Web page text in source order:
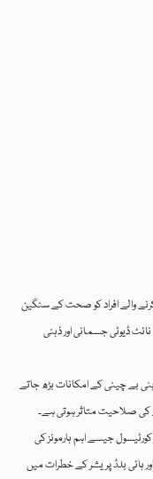
والے افراد کو صحت کے سنگین
ڈیوٹی جسمانی اور ذہنی
بے چینی کے امکانات بڑھ جاتے
کی صلاحیت متاثر ہوتی ہے۔
جیسے اہم ہارمونز کی
ہائی بلڈ پریشر کے خطرات میں